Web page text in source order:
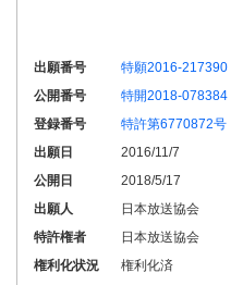
出願番号
特願2016-217390
公開番号
特開2018-078384
登録番号
特許第6770872号
出願日
2016/11/7
公開日
2018/5/17
出願人
日本放送協会
特許権者
日本放送協会
権利化状況
権利化済